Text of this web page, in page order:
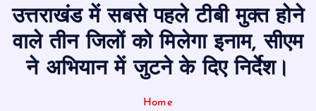
उत्तराखंड में सबसे पहले टीबी मुक्त होने
वाले तीन जिलों को मिलेगा इनाम, सीएम
ने अभियान में जुटने के दिए निर्देश।
Home